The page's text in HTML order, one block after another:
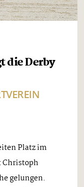
die Derby
Platz im
Christoph
gelungen.